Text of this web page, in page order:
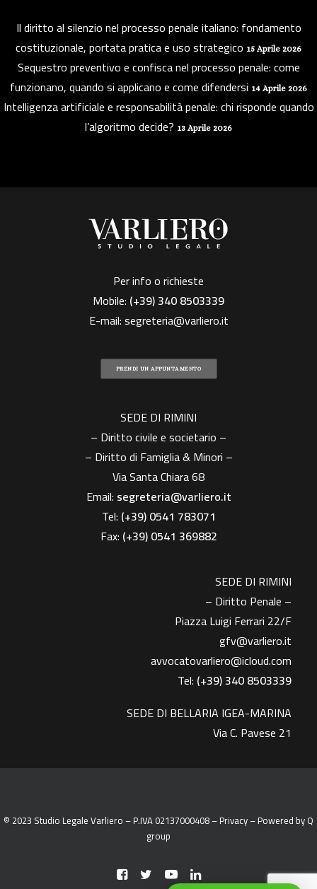
Il diritto al silenzio nel processo penale italiano: fondamento
costituzionale, portata pratica e uso strategico 15 Aprile 2026
Sequestro preventivo e confisca nel processo penale: come
funzionano, quando si applicano e come difendersi 14 Aprile 2026
Intelligenza artificiale e responsabilità penale: chi risponde quando
l’algoritmo decide? 13 Aprile 2026
Per info o richieste
Mobile: (+39)340 8503339
E-mail:segreteria@varliero.it
PRENDI UN APPUNTAMENTO
SEDE DI RIMINI
– Diritto civile e societario –
– Diritto di Famiglia & Minori –
Via Santa Chiara 68
Email: segreteria@varliero.it
Tel: (+39) 0541 783071
Fax: (+39)0541 369882
SEDE DI RIMINI
– Diritto Penale –
Piazza Luigi Ferrari 22/F
gfv@varliero.it
avvocatovarliero@icloud.com
Tel: (+39) 340 8503339
SEDE DI BELLARIA IGEA-MARINA
Via C. Pavese 21
© 2023 Studio Legale Varliero – P.IVA 02137000408 –Privacy– Powered byQ
group